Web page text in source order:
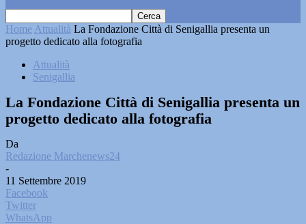
Home Attualità La Fondazione Città di Senigallia presenta un
progetto dedicato alla fotografia
Attualità
Senigallia
La Fondazione Città di Senigallia presenta un
progetto dedicato alla fotografia
Da
Redazione Marchenews24
-
11 Settembre 2019
Facebook
Twitter
WhatsApp